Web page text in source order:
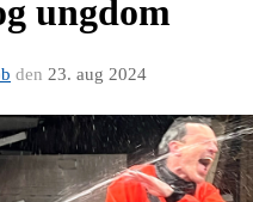
ungdom
den 23. aug 2024